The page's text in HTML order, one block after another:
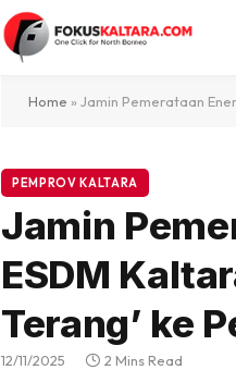
Home » Jamin Pemerataan
PEMPROV KALTARA
Jamin
ESDM
Terang’ ke
12/11/2025 2 Mins Read